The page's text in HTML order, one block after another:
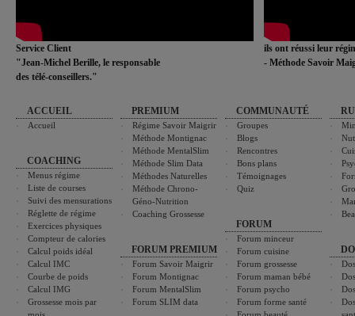
Service Client
"Jean-Michel Berille, le responsable
des télé-conseillers."
ils ont réussi leur
- Méthode Savoir
ACCUEIL
Accueil
COACHING
Menus régime
Liste de courses
Suivi des mensurations
Réglette de régime
Exercices physiques
Compteur de calories
Calcul poids idéal
Calcul IMC
Courbe de poids
Calcul IMG
Grossesse mois par
PREMIUM
Régime Savoir Maigrir
Méthode Montignac
Méthode MentalSlim
Méthode Slim Data
Méthodes Naturelles
Méthode Chrono-
Géno-Nutrition
Coaching Grossesse
FORUM PREMIUM
Forum Savoir Maigrir
Forum Montignac
Forum MentalSlim
Forum SLIM data
COMMUNAUTÉ
Groupes
Blogs
Rencontres
Bons plans
Témoignages
Quiz
FORUM
Forum minceur
Forum cuisine
Forum grossesse
Forum maman bébé
Forum psycho
Forum forme santé